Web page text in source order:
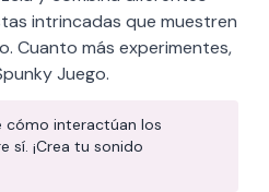
intrincadas que muestren
Cuanto más experimentes,
Juego.
cómo interactúan los
sí. ¡Crea tu sonido